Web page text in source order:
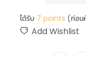
ได้รับ 7 points (ก่อน
Add Wishlist